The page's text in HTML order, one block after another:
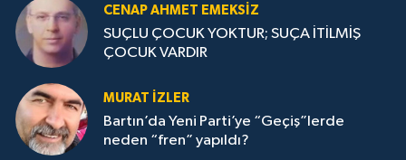
CENAP AHMET EMEKSİZ
SUÇLU ÇOCUK YOKTUR; SUÇA İTİLMİŞ
ÇOCUK VARDIR
MURAT İZLER
Bartın’da Yeni Parti’ye “Geçiş”lerde
neden “fren” yapıldı?